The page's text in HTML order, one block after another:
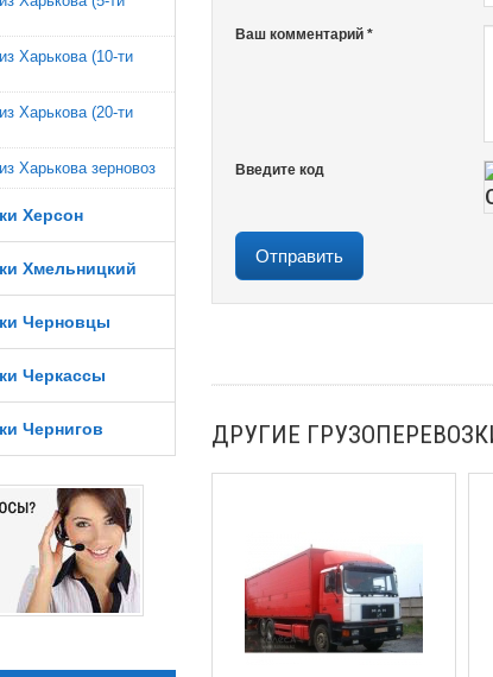
Харькова (10-ти
Харькова (20-ти
Харькова зерновоз
Херсон
Хмельницкий
Черновцы
Черкассы
Чернигов
Ваш комментарий *
Введите код
ДРУГИЕ